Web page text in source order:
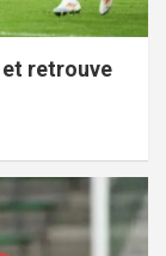
et retrouve